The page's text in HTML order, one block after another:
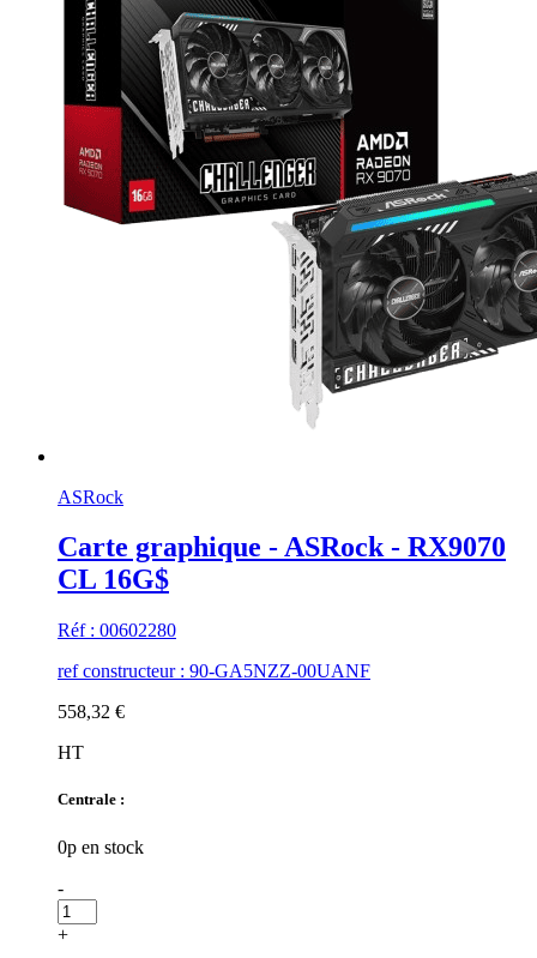
ASRock
Carte graphique - ASRock - RX9070
CL 16G$
Réf : 00602280
ref constructeur : 90-GA5NZZ-00UANF
558,32 €
HT
Centrale :
0p en stock
-
+